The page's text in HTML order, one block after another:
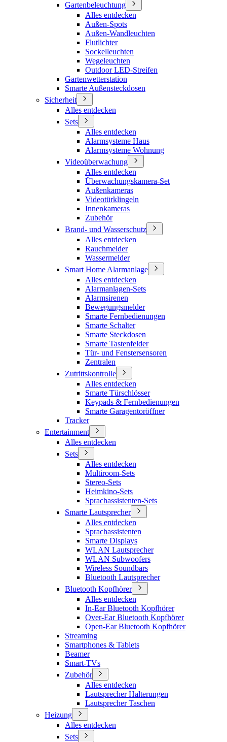
Gartenbeleuchtung
Alles entdecken
Außen-Spots
Außen-Wandleuchten
Flutlichter
Sockelleuchten
Wegeleuchten
Outdoor LED-Streifen
Gartenwetterstation
Smarte Außensteckdosen
Sicherheit
Alles entdecken
Sets
Alles entdecken
Alarmsysteme Haus
Alarmsysteme Wohnung
Videoüberwachung
Alles entdecken
Überwachungskamera-Set
Außenkameras
Videotürklingeln
Innenkameras
Zubehör
Brand- und Wasserschutz
Alles entdecken
Rauchmelder
Wassermelder
Smart Home Alarmanlage
Alles entdecken
Alarmanlagen-Sets
Alarmsirenen
Bewegungsmelder
Smarte Fernbedienungen
Smarte Schalter
Smarte Steckdosen
Smarte Tastenfelder
Tür- und Fenstersensoren
Zentralen
Zutrittskontrolle
Alles entdecken
Smarte Türschlösser
Keypads & Fernbedienungen
Smarte Garagentoröffner
Tracker
Entertainment
Alles entdecken
Sets
Alles entdecken
Multiroom-Sets
Stereo-Sets
Heimkino-Sets
Sprachassistenten-Sets
Smarte Lautsprecher
Alles entdecken
Sprachassistenten
Smarte Displays
WLAN Lautsprecher
WLAN Subwoofers
Wireless Soundbars
Bluetooth Lautsprecher
Bluetooth Kopfhörer
Alles entdecken
In-Ear Bluetooth Kopfhörer
Over-Ear Bluetooth Kopfhörer
Open-Ear Bluetooth Kopfhörer
Streaming
Smartphones & Tablets
Beamer
Smart-TVs
Zubehör
Alles entdecken
Lautsprecher Halterungen
Lautsprecher Taschen
Heizung
Alles entdecken
Sets